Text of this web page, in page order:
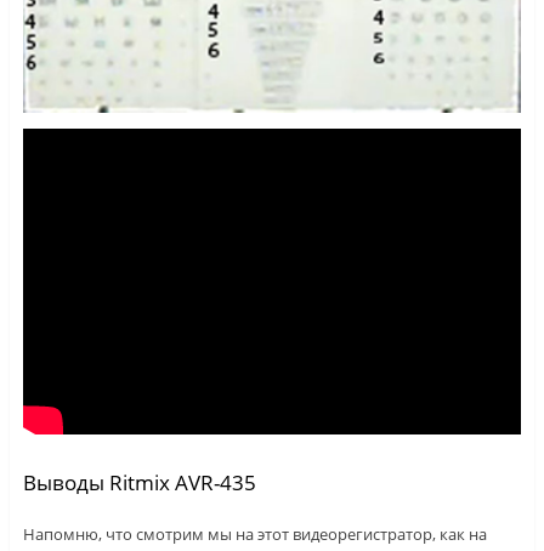
Выводы Ritmix AVR-435
Напомню, что смотрим мы на этот видеорегистратор, как на